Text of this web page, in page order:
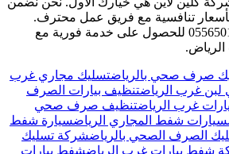
تنافسية مع فريق عمل محترف.
📞 اتصل الآن على: 0556501701 للحصول على خدمة فورية مع
صرف صحي بالرياضتسليك مجاري غرب
غرب الرياضتنظيف بيارات الصرف
غرب الرياضتنظيف صرف صحي
سيارات شفط المجاري الرياضسيارة شفط
الصرف الصحي بالرياضشركة تسليك
شفط بيارات غرب الرياضشفط بيارات